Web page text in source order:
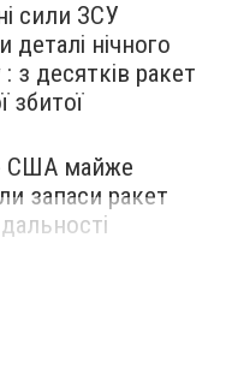
сили ЗСУ
деталі нічного
: з десятків ракет
збитої
США майже
запаси ракет